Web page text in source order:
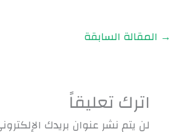
→ المقالة السابقة
اترك تعليقاً
لن يتم نشر عنوان بريدك